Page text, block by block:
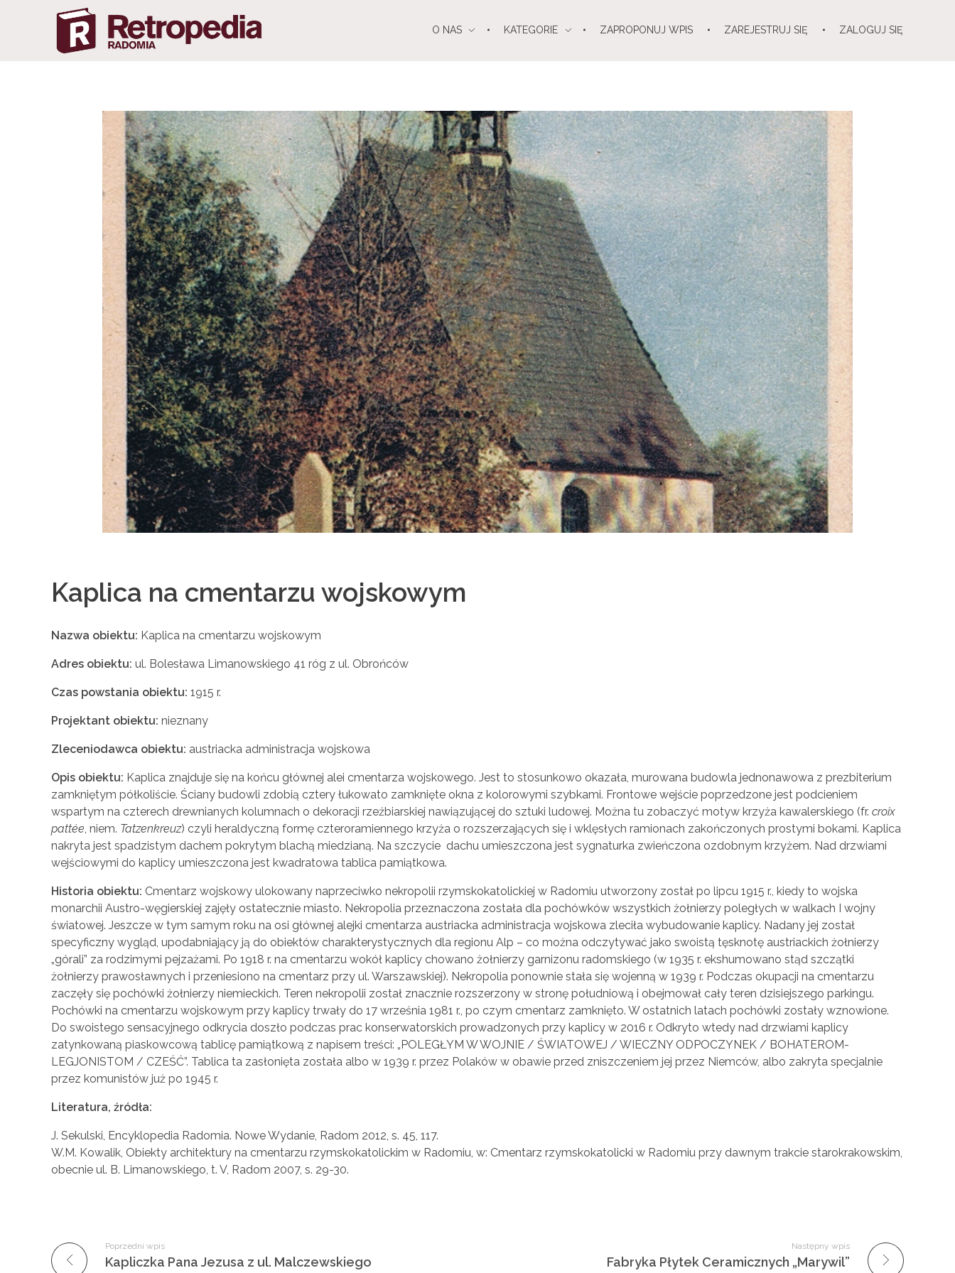
O NAS KATEGORIE ZAPROPONUJ WPIS ZAREJESTRUJ SIĘ ZALOGUJ SIĘ
Kaplica na cmentarzu wojskowym
Nazwa obiektu: Kaplica na cmentarzu wojskowym
Adres obiektu: ul. Bolesława Limanowskiego 41 róg z ul. Obrońców
Czas powstania obiektu: 1915 r.
Projektant obiektu: nieznany
Zleceniodawca obiektu: austriacka administracja wojskowa
Opis obiektu: Kaplica znajduje się na końcu głównej alei cmentarza wojskowego. Jest to stosunkowo okazała, murowana budowla jednonawowa z prezbiterium
zamkniętym półkoliście. Ściany budowli zdobią cztery łukowato zamknięte okna z kolorowymi szybkami. Frontowe wejście poprzedzone jest podcieniem
wspartym na czterech drewnianych kolumnach o dekoracji rzeźbiarskiej nawiązującej do sztuki ludowej. Można tu zobaczyć motyw krzyża kawalerskiego (fr. croix
pattée , niem. Tatzenkreuz) czyli heraldyczną formę czteroramiennego krzyża o rozszerzających się i wklęsłych ramionach zakończonych prostymi bokami. Kaplica
nakryta jest spadzistym dachem pokrytym blachą miedzianą. Na szczycie dachu umieszczona jest sygnaturka zwieńczona ozdobnym krzyżem. Nad drzwiami
wejściowymi do kaplicy umieszczona jest kwadratowa tablica pamiątkowa.
Historia obiektu: Cmentarz wojskowy ulokowany naprzeciwko nekropolii rzymskokatolickiej w Radomiu utworzony został po lipcu 1915 r., kiedy to wojska
monarchii Austro-węgierskiej zajęły ostatecznie miasto. Nekropolia przeznaczona została dla pochówków wszystkich żołnierzy poległych w walkach I wojny
światowej. Jeszcze w tym samym roku na osi głównej alejki cmentarza austriacka administracja wojskowa zleciła wybudowanie kaplicy. Nadany jej został
specyficzny wygląd, upodabniający ją do obiektów charakterystycznych dla regionu Alp – co można odczytywać jako swoistą tęsknotę austriackich żołnierzy
„górali” za rodzimymi pejzażami. Po 1918 r. na cmentarzu wokół kaplicy chowano żołnierzy garnizonu radomskiego (w 1935 r. ekshumowano stąd szczątki
żołnierzy prawosławnych i przeniesiono na cmentarz przy ul. Warszawskiej). Nekropolia ponownie stała się wojenną w 1939 r. Podczas okupacji na cmentarzu
zaczęły się pochówki żołnierzy niemieckich. Teren nekropolii został znacznie rozszerzony w stronę południową i obejmował cały teren dzisiejszego parkingu.
Pochówki na cmentarzu wojskowym przy kaplicy trwały do 17 września 1981 r., po czym cmentarz zamknięto. W ostatnich latach pochówki zostały wznowione.
Do swoistego sensacyjnego odkrycia doszło podczas prac konserwatorskich prowadzonych przy kaplicy w 2016 r. Odkryto wtedy nad drzwiami kaplicy
zatynkowaną piaskowcową tablicę pamiątkową z napisem treści: „POLEGŁYM W WOJNIE / ŚWIATOWEJ / WIECZNY ODPOCZYNEK / BOHATEROM-
LEGJONISTOM / CZEŚĆ”. Tablica ta zasłonięta została albo w 1939 r. przez Polaków w obawie przed zniszczeniem jej przez Niemców, albo zakryta specjalnie
przez komunistów już po 1945 r.
Literatura, źródła:
J. Sekulski, Encyklopedia Radomia. Nowe Wydanie, Radom 2012, s. 45, 117.
W.M. Kowalik, Obiekty architektury na cmentarzu rzymskokatolickim w Radomiu, w: Cmentarz rzymskokatolicki w Radomiu przy dawnym trakcie starokrakowskim,
obecnie ul. B. Limanowskiego, t. V, Radom 2007, s. 29-30.
Poprzedni wpis
Kapliczka Pana Jezusa z ul. Malczewskiego
Następny wpis
Fabryka Płytek Ceramicznych „Marywil”